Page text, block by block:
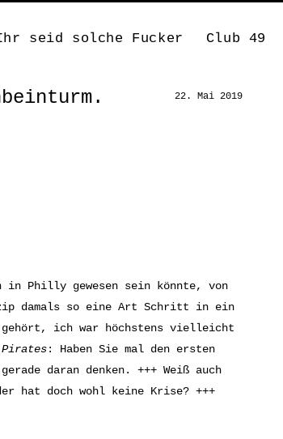
seid solche Fucker Club 49
22. Mai 2019
in Philly gewesen sein könnte, von
damals so eine Art Schritt in ein
ich war höchstens vielleicht
: Haben Sie mal den ersten
daran denken. +++ Weiß auch
hat doch wohl keine Krise? +++